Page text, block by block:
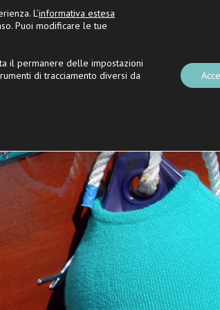
L’informativa estesa
Puoi modificare le tue
il permanere delle impostazioni
di tracciamento diversi da